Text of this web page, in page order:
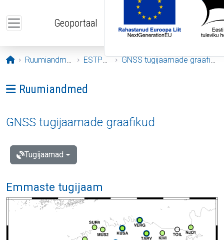
Geoportaal
Avaleht
Ruumiandmed ESTPOS GNSS tugijaamade graafikud
Ava menüü: Ruumiandmed
Ruumiandmed
GNSS tugijaamade graafikud
Tugijaamad
Emmaste tugijaam